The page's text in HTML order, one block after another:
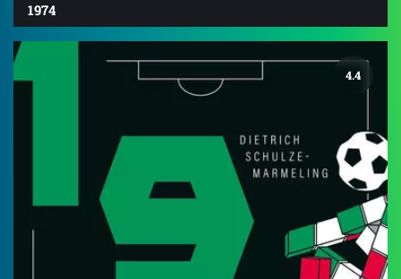
1974
4.4